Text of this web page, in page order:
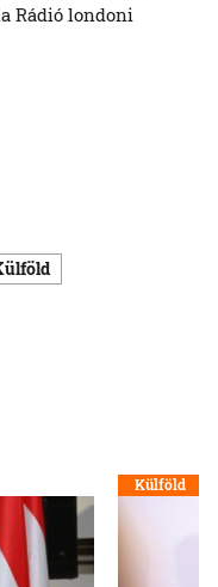
Rádió londoni
Külföld